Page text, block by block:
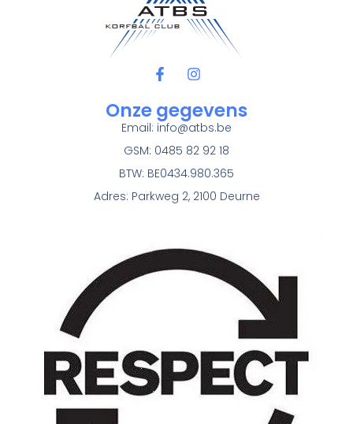
Onze gegevens
Email: info@atbs.be
GSM: 0485 82 92 18
BTW: BE0434.980.365
Adres: Parkweg 2, 2100 Deurne